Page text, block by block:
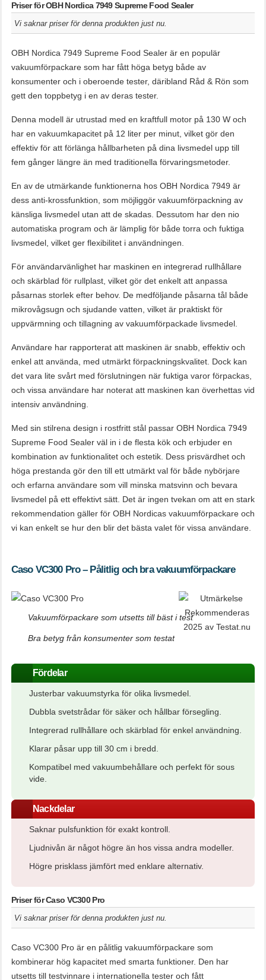
Priser för OBH Nordica 7949 Supreme Food Sealer
Vi saknar priser för denna produkten just nu.
OBH Nordica 7949 Supreme Food Sealer är en populär
vakuumförpackare som har fått höga betyg både av
konsumenter och i oberoende tester, däribland Råd & Rön som
gett den toppbetyg i en av deras tester.
Denna modell är utrustad med en kraftfull motor på 130 W och
har en vakuumkapacitet på 12 liter per minut, vilket gör den
effektiv för att förlänga hållbarheten på dina livsmedel upp till
fem gånger längre än med traditionella förvaringsmetoder.
En av de utmärkande funktionerna hos OBH Nordica 7949 är
dess anti-krossfunktion, som möjliggör vakuumförpackning av
känsliga livsmedel utan att de skadas. Dessutom har den nio
automatiska program och är lämplig för både torra och fuktiga
livsmedel, vilket ger flexibilitet i användningen.
För användarvänlighet har maskinen en integrerad rullhållare
och skärblad för rullplast, vilket gör det enkelt att anpassa
påsarnas storlek efter behov. De medföljande påsarna tål både
mikrovågsugn och sjudande vatten, vilket är praktiskt för
uppvärmning och tillagning av vakuumförpackade livsmedel.
Användare har rapporterat att maskinen är snabb, effektiv och
enkel att använda, med utmärkt förpackningskvalitet. Dock kan
det vara lite svårt med förslutningen när fuktiga varor förpackas,
och vissa användare har noterat att maskinen kan överhettas vid
intensiv användning.
Med sin stilrena design i rostfritt stål passar OBH Nordica 7949
Supreme Food Sealer väl in i de flesta kök och erbjuder en
kombination av funktionalitet och estetik. Dess prisvärdhet och
höga prestanda gör den till ett utmärkt val för både nybörjare
och erfarna användare som vill minska matsvinn och bevara
livsmedel på ett effektivt sätt. Det är ingen tvekan om att en stark
rekommendation gäller för OBH Nordicas vakuumförpackare och
vi kan enkelt se hur den blir det bästa valet för vissa användare.
Caso VC300 Pro – Pålitlig och bra vakuumförpackare
Vakuumförpackare som utsetts till bäst i test
Bra betyg från konsumenter som testat
Fördelar
Justerbar vakuumstyrka för olika livsmedel.
Dubbla svetstrådar för säker och hållbar försegling.
Integrerad rullhållare och skärblad för enkel användning.
Klarar påsar upp till 30 cm i bredd.
Kompatibel med vakuumbehållare och perfekt för sous
vide.
Nackdelar
Saknar pulsfunktion för exakt kontroll.
Ljudnivån är något högre än hos vissa andra modeller.
Högre prisklass jämfört med enklare alternativ.
Priser för Caso VC300 Pro
Vi saknar priser för denna produkten just nu.
Caso VC300 Pro är en pålitlig vakuumförpackare som
kombinerar hög kapacitet med smarta funktioner. Den har
utsetts till testvinnare i internationella tester och fått